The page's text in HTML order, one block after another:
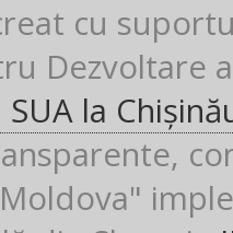
cu
Dezvoltare
la